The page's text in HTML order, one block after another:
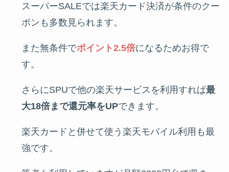
スーパーSALEでは楽天カード決済が条件のクー
ポンも多数見られます。
また無条件でポイント2.5倍になるためお得で
す。
さらにSPUで他の楽天サービスを利用すれば最
大18倍まで還元率をUPできます。
楽天カードと併せて使う楽天モバイル利用も最
強です。